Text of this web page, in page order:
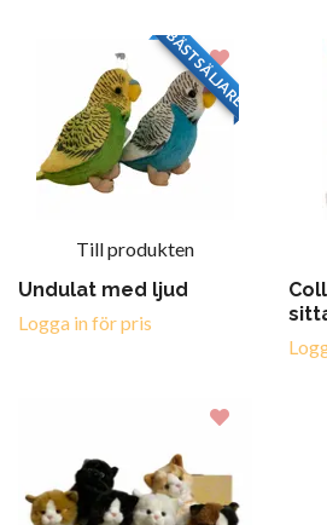
BÄSTSÄLJARE
Till produkten
Undulat med ljud
Logga in för pris